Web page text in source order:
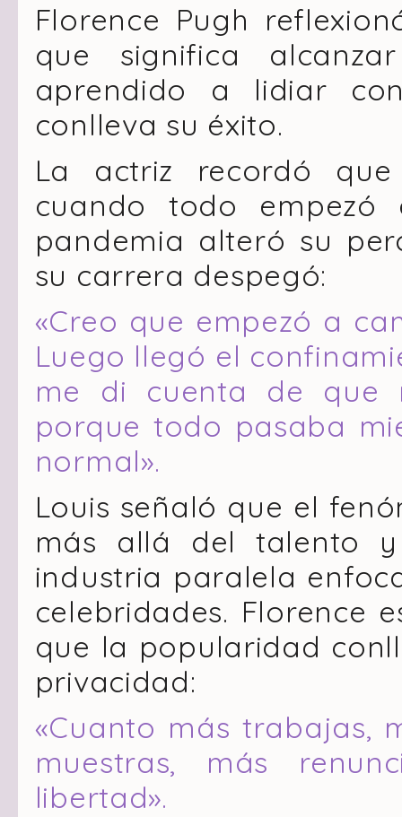
Florence Pugh
que significa
aprendido a lidiar
conlleva su éxito.
La actriz recordó
cuando todo empezó
pandemia alteró su
su carrera despegó:
«Creo que empezó a
Luego llegó el
me di cuenta de que
porque todo pasaba
normal».
Louis señaló que el
más allá del talento
industria paralela
celebridades. Florence
que la popularidad
privacidad:
«Cuanto más trabajas,
muestras, más
libertad».